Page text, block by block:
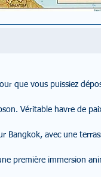
que vous puissiez
Véritable havre de
Bangkok, avec une
première immersion